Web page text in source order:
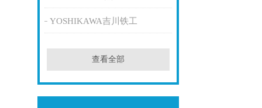
YOSHIKAWA吉川铁工
查看全部